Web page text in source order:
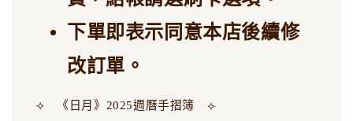
下單即表示同意本店後續修
改訂單。
⟢ 《日月》2025週曆手摺簿 ⟣